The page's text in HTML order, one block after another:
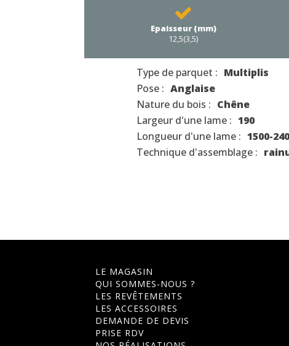
Epaisseur (mm)
12,5(3,5)
Type de parquet : Multiplis
Pose : Anglaise
Nature du bois : Chêne
Largeur d'une lame : 190
Longueur d'une lame : 1500-
Technique d'assemblage :
LE MAGASIN
QUI SOMMES-NOUS ?
LES REVÊTEMENTS
LES ACCESSOIRES
DEMANDE DE DEVIS
PRISE RDV